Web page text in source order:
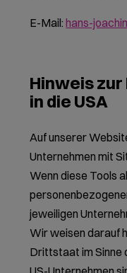
E-Mail:hans-
Hinweis
in die USA
Auf unserer
Unternehmen mit
Wenn diese Tools
jeweiligen
Wir weisen darauf
Drittstaat im Sinne